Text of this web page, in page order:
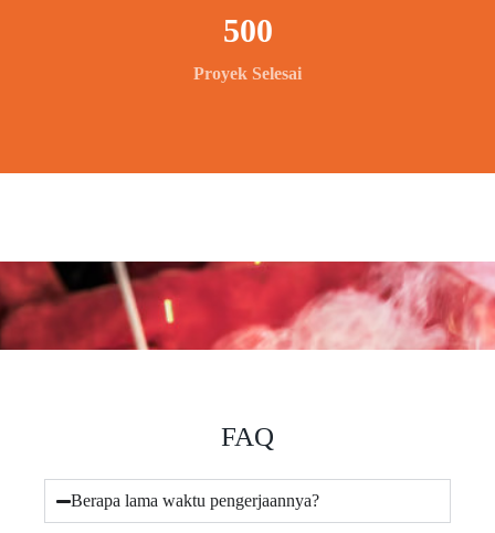
Proyek Selesai
500
FAQ
Berapa lama waktu pengerjaannya?